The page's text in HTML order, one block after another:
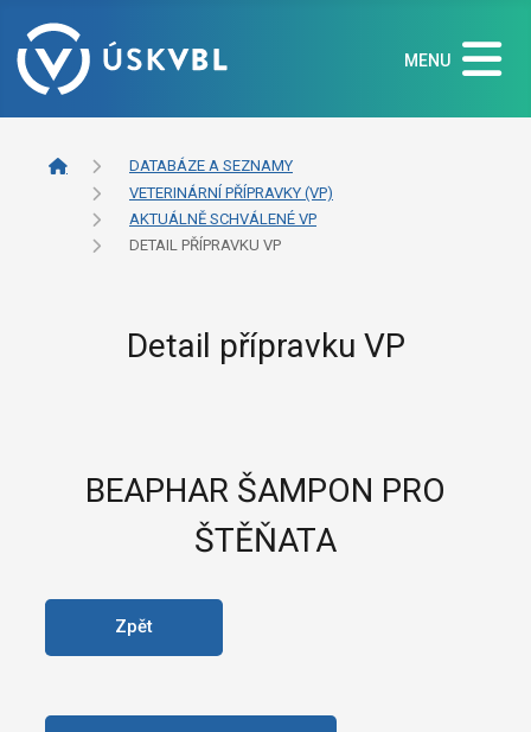
MENU
DATABÁZE A SEZNAMY
VETERINÁRNÍ PŘÍPRAVKY (VP)
AKTUÁLNĚ SCHVÁLENÉ VP
DETAIL PŘÍPRAVKU VP
Detail přípravku VP
BEAPHAR ŠAMPON PRO
ŠTĚŇATA
Zpět